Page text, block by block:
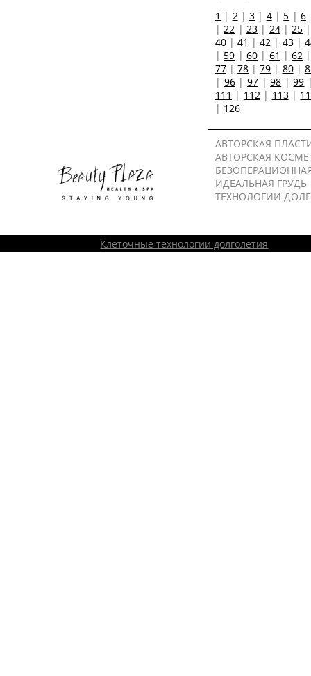
1 | 2 |3 | 4| 5 | 6
| 22 | 23| 24| 25
40 |41 |42 | 43|
| 59 | 60| 61 |62
77 |78 |79 | 80|
| 96| 97|98 |99
111 | 112 | 113|
| 126
АВТОРСКАЯ
АВТОРСКАЯ
ИДЕАЛЬНАЯ ГРУДЬ
ТЕХНОЛОГИИ
Клеточные технологии долголетия